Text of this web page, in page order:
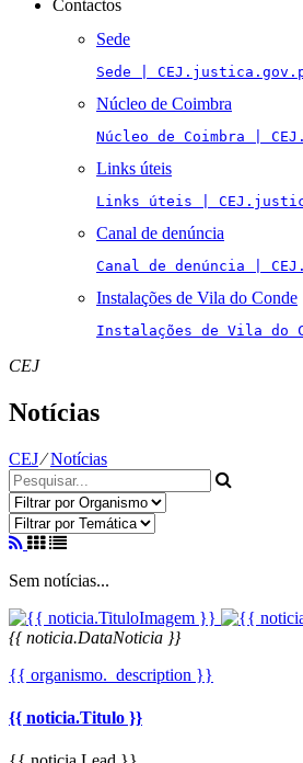
Contactos
Sede
Sede |
Núcleo de Coimbra
Núcleo de Coimbra |
Links úteis
Links úteis |
Canal de denúncia
Canal de denúncia |
Instalações de Vila do Conde
Instalações de Vila do
CEJ
Notícias
CEJ⁄Notícias
Sem notícias...
{{ noticia.DataNoticia }}
{{ organismo._description }}
{{ noticia.Titulo }}